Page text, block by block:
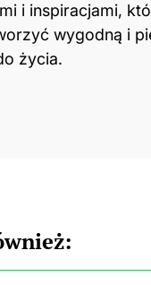
i inspiracjami,
wygodną i
życia.